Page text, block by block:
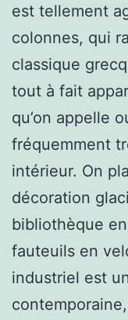
est tellement
colonnes, qui
classique
tout à fait
qu’on appelle
fréquemment
intérieur. On
décoration
bibliothèque
fauteuils en
industriel est